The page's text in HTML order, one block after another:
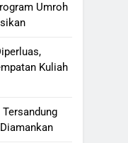
Umroh
Kuliah